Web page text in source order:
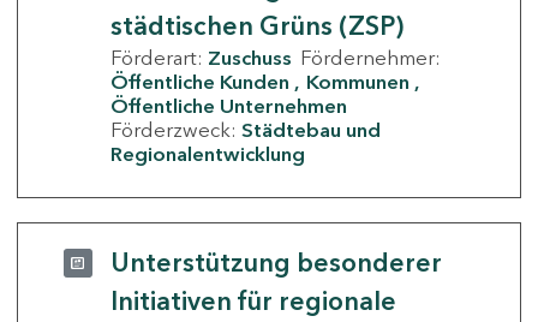
städtischen Grüns (ZSP)
Förderart: Zuschuss Fördernehmer:
Öffentliche Kunden
Kommunen
Öffentliche Unternehmen
Förderzweck: Städtebau und
Regionalentwicklung
Unterstützung besonderer
Initiativen für regionale